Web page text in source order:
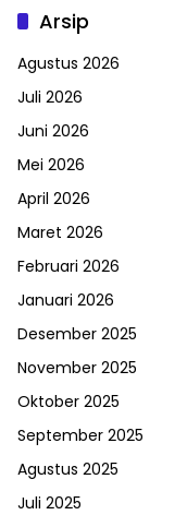
Arsip
Agustus 2026
Juli 2026
Juni 2026
Mei 2026
April 2026
Maret 2026
Februari 2026
Januari 2026
Desember 2025
November 2025
Oktober 2025
September 2025
Agustus 2025
Juli 2025